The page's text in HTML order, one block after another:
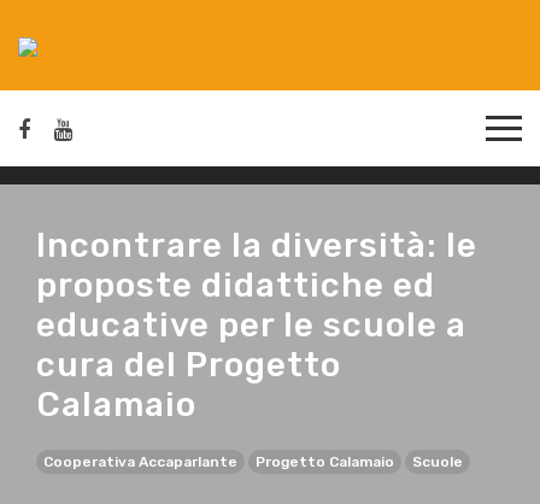
Incontrare la diversità: le
proposte didattiche ed
educative per le scuole a
cura del Progetto
Calamaio
Cooperativa Accaparlante Progetto Calamaio Scuole